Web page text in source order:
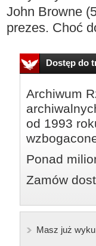
John Browne
prezes. Choć
Dostęp do
Archiwum
od 1993
Ponad
Zamów
Masz już